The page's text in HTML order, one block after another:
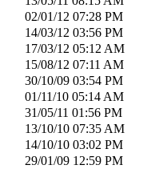
02/01/12 07:28 PM
14/03/12 03:56 PM
17/03/12 05:12 AM
15/08/12 07:11 AM
30/10/09 03:54 PM
01/11/10 05:14 AM
31/05/11 01:56 PM
13/10/10 07:35 AM
14/10/10 03:02 PM
29/01/09 12:59 PM